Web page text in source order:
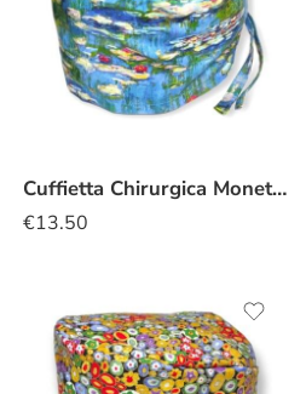
Cuffietta Chirurgica Monet ninfee
€13.50